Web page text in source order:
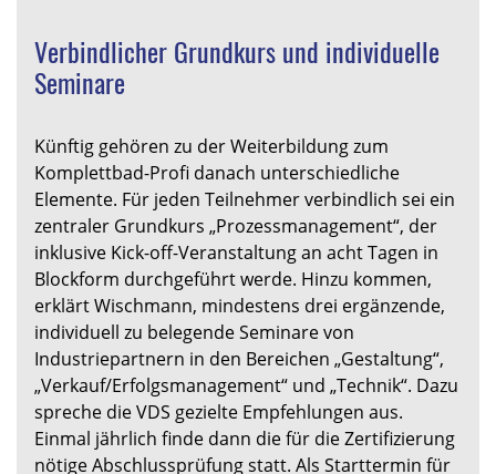
Verbindlicher Grundkurs und individuelle
Seminare
Künftig gehören zu der Weiterbildung zum
Komplettbad-Profi danach unterschiedliche
Elemente. Für jeden Teilnehmer verbindlich sei ein
zentraler Grundkurs „Prozessmanagement“, der
inklusive Kick-off-Veranstaltung an acht Tagen in
Blockform durchgeführt werde. Hinzu kommen,
erklärt Wischmann, mindestens drei ergänzende,
individuell zu belegende Seminare von
Industriepartnern in den Bereichen „Gestaltung“,
„Verkauf/Erfolgsmanagement“ und „Technik“. Dazu
spreche die VDS gezielte Empfehlungen aus.
Einmal jährlich finde dann die für die Zertifizierung
nötige Abschlussprüfung statt. Als Starttermin für